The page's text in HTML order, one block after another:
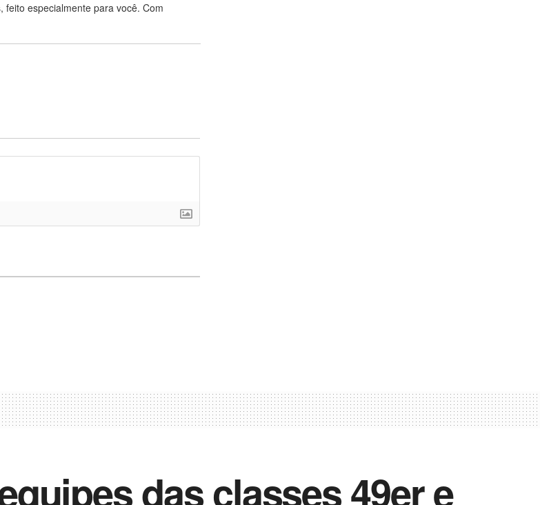
especialmente para você. Com
das classes 49er e